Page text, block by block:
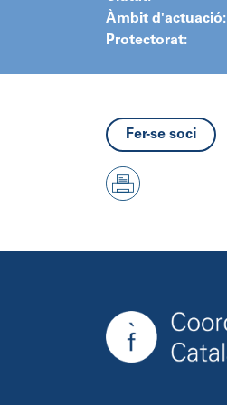
Àmbit d'actuació:
Protectorat:
Fer-se soci